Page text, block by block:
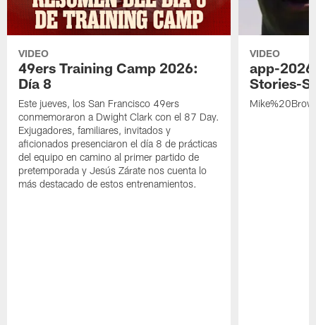
VIDEO
49ers Training Camp 2026:
Día 8
Este jueves, los San Francisco 49ers
conmemoraron a Dwight Clark con el 87 Day.
Exjugadores, familiares, invitados y
aficionados presenciaron el día 8 de prácticas
del equipo en camino al primer partido de
pretemporada y Jesús Zárate nos cuenta lo
más destacado de estos entrenamientos.
VIDEO
app-
Stories-